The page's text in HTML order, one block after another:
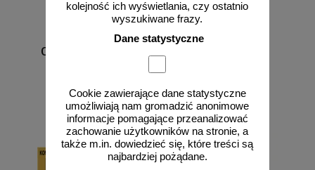
kolejność ich wyświetlania, czy ostatnio
wyszukiwane frazy.
Dane statystyczne
Cookie zawierające dane statystyczne
umożliwiają nam gromadzić anonimowe
informacje pomagające przeanalizować
zachowanie użytkowników na stronie, a
także m.in. dowiedzieć się, które treści są
najbardziej pożądane.
od 6226,88 zł